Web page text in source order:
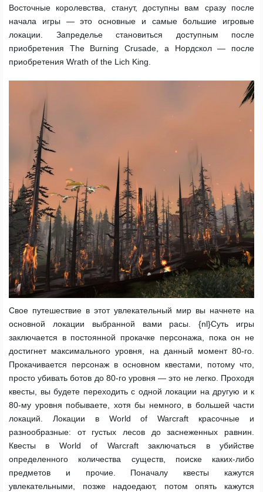
Восточные королевства, станут, доступны вам сразу после
начала игры — это основные и самые большие игровые
локации. Запределье становиться доступным после
приобретения The Burning Crusade, а Нордскол — после
приобретения Wrath of the Lich King.
Свое путешествие в этот увлекательный мир вы начнете на
основной локации выбранной вами расы. {nl}Суть игры
заключается в постоянной прокачке персонажа, пока он не
достигнет максимального уровня, на данный момент 80-го.
Прокачивается персонаж в основном квестами, потому что,
просто убивать ботов до 80-го уровня — это не легко. Проходя
квесты, вы будете переходить с одной локации на другую и к
80-му уровня побываете, хотя бы немного, в большей части
локаций. Локации в World of Warcraft красочные и
разнообразные: от густых лесов до заснеженных равнин.
Квесты в World of Warcraft заключаться в убийстве
определенного количества существ, поиске каких-либо
предметов и прочие. Поначалу квесты кажутся
увлекательными, позже надоедают, потом опять кажутся